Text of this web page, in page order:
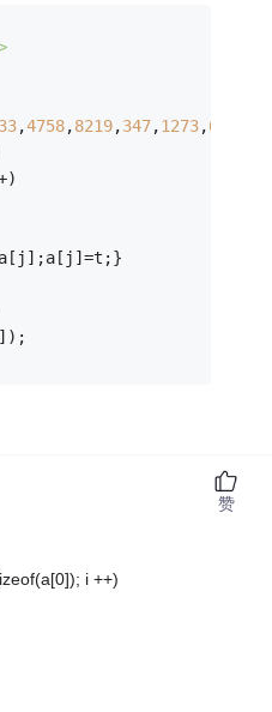
,4758,8219,347,1273,672
i ++)
赞